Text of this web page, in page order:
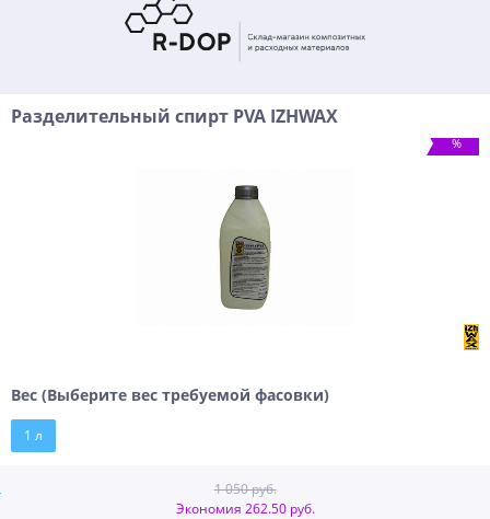
Разделительный спирт PVA IZHWAX
%
1 050 руб.
Экономия 262.50 руб.
Вес (Выберите вес требуемой фасовки)
1 л